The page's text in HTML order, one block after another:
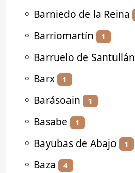
⚬ Barniedo de la Reina
⚬ Barriomartín 1
⚬ Barruelo de Santullán
⚬ Barx 1
⚬ Barásoain 1
⚬ Basabe 1
⚬ Bayubas de Abajo 1
⚬ Baza 4